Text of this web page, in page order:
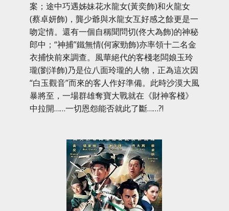
案；途中巧遇姊妹花水龍女(黃奕飾)和火龍女
(蔡卓妍飾)，龔少爺與水龍女互好感之餘更是一
吻定情。還有一個自稱聞問切(佟大為飾)的神秘
郎中；“神捕”鐵無情(何家勁飾)亦率領十二名金
衣捕快前來調查。風華絕代的客棧老闆娘玉玲
瓏(劉洋飾)乃是位八面玲瓏的人物，正為這次因
“白玉觀音”而來的客人作好準備。此時沙漠大風
暴將至，一場群雄奪寶大戰就在《財神客棧》
中拉開……一切恩怨能否就此了斷……?!